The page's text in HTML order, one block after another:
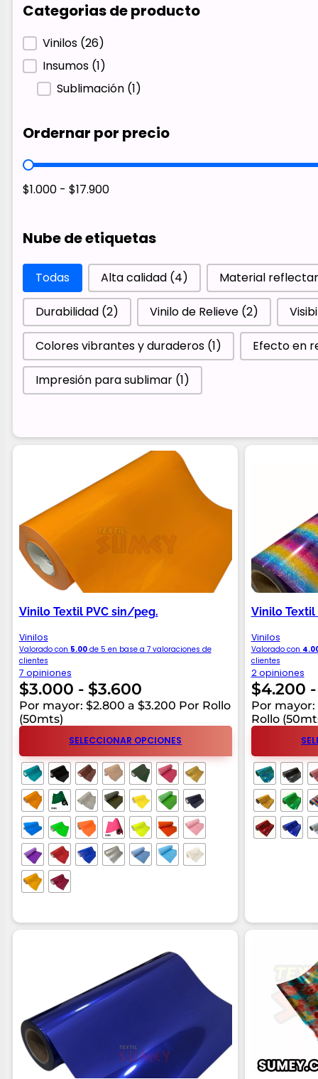
Categorias de producto
Categorias de producto
Vinilos (26)
Insumos (1)
Sublimación (1)
Ordernar por precio
Ordernar por precio
$1.000 - $17.900
Nube de etiquetas
Nube de etiquetas
Todas Alta calidad (4) Material
Durabilidad (2) Vinilo de Relieve (2)
Colores vibrantes y duraderos (1) Efecto en
Impresión para sublimar (1)
Vinilo Textil PVC sin/peg.
Vinilos
Valorado con 5.00de 5 en base a 7valoraciones de
clientes
7 opiniones
$3.000 - $3.600Rango
de
precios:
desde
$3.000
hasta
$3.600
Por mayor: $2.800 a $3.200 Por Rollo
(50mts)
SELECCIONAR OPCIONES
Vinilo
Vinilos
Valorado con
clientes
2 opiniones
$4.200 -
Por
Rollo